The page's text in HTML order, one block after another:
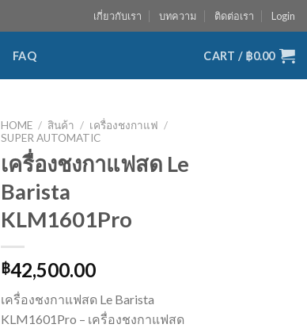
เกี่ยวกับเรา บทความ ติดต่อเรา Login
FAQ CART / ฿0.00
HOME / สินค้า / เครื่องชงกาแฟ /
SUPER AUTOMATIC
เครื่องชงกาแฟสด Le
Barista
KLM1601Pro
฿42,500.00
เครื่องชงกาแฟสด Le Barista
KLM1601Pro – เครื่องชงกาแฟสด